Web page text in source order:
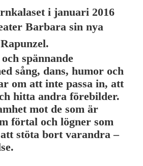
i januari 2016
Barbara sin nya
spännande
sång, dans, humor och
om att inte passa in, att
hitta andra förebilder.
mot de som är
förtal och lögner som
stöta bort varandra –